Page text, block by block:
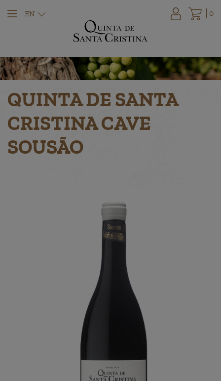
EN 0
QUINTA DE SANTA
CRISTINA CAVE
SOUSÃO